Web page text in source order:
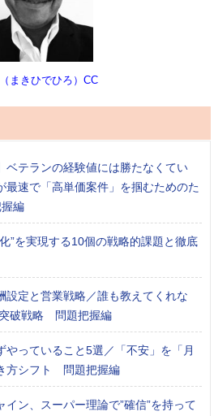
まきひでひろ）CC
ベテランの経験値には勝たなくてい
最速で「高単価案件」を掴むためのた
編
”を実現する10個の戦略的課題と徹底
設定と営業戦略／誰も教えてくれな
突破戦略 問題把握編
やっていること5選／「不安」を「月
方シフト 問題把握編
イン、スーパー理論で”確信”を持って